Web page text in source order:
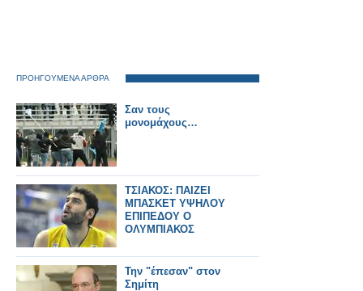
ΠΡΟΗΓΟΥΜΕΝΑ ΑΡΘΡΑ
Σαν τους
μονομάχους…
ΤΣΙΑΚΟΣ: ΠΑΙΖΕΙ
ΜΠΑΣΚΕΤ ΥΨΗΛΟΥ
ΕΠΙΠΕΔΟΥ Ο
ΟΛΥΜΠΙΑΚΟΣ
Την "έπεσαν" στον
Σημίτη